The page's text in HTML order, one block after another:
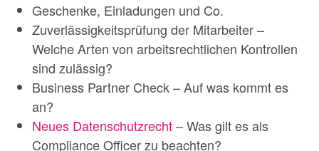
Geschenke, Einladungen und Co.
Zuverlässigkeitsprüfung der Mitarbeiter –
Welche Arten von arbeitsrechtlichen Kontrollen
sind zulässig?
Business Partner Check – Auf was kommt es
an?
Neues Datenschutzrecht– Was gilt es als
Compliance Officer zu beachten?